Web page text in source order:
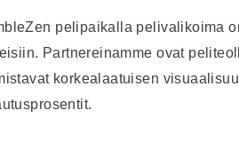
pelipaikalla pelivalikoima
Partnereinamme ovat
korkealaatuisen